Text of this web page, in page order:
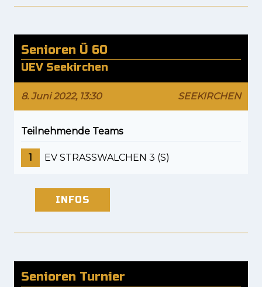
Senioren Ü 60
UEV Seekirchen
8. Juni 2022, 13:30 SEEKIRCHEN
Teilnehmende Teams
1 EV STRASSWALCHEN 3 (S)
INFOS
Senioren Turnier